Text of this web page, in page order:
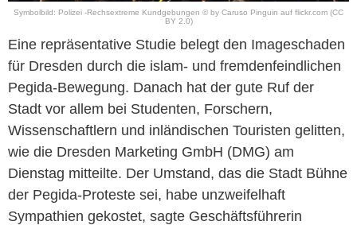
Symbolbild: Polizei -Rechsextreme Kundgebungen © by Caruso Pinguin auf flickr.com (CC
BY 2.0)
Eine repräsentative Studie belegt den Imageschaden
für Dresden durch die islam- und fremdenfeindlichen
Pegida-Bewegung. Danach hat der gute Ruf der
Stadt vor allem bei Studenten, Forschern,
Wissenschaftlern und inländischen Touristen gelitten,
wie die Dresden Marketing GmbH (DMG) am
Dienstag mitteilte. Der Umstand, das die Stadt Bühne
der Pegida-Proteste sei, habe unzweifelhaft
Sympathien gekostet, sagte Geschäftsführerin